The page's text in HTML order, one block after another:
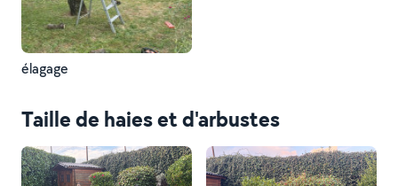
élagage
Taille de haies et d'arbustes